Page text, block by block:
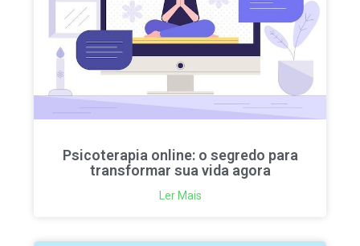
Psicoterapia online: o segredo para
transformar sua vida agora
Ler Mais